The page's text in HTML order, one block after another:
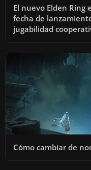
El nuevo Elden Ring
fecha de
jugabilidad
Cómo cambiar de